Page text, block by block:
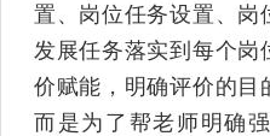
置、岗位任务设置、岗
发展任务落实到每个岗
价赋能，明确评价的目
而是为了帮老师明确